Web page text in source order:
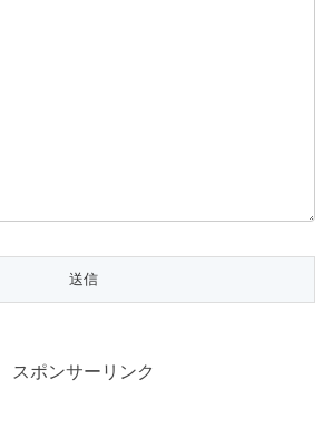
スポンサーリンク